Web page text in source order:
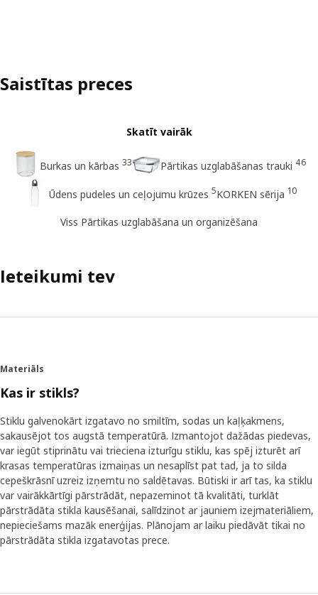
Saistītas preces
Skatīt vairāk
Burkas un kārbas 33 Pārtikas uzglabāšanas trauki 46
Ūdens pudeles un ceļojumu krūzes 5KORKEN sērija 10
Viss Pārtikas uzglabāšana un organizēšana
Ieteikumi tev
Materiāls
Kas ir stikls?
Stiklu galvenokārt izgatavo no smiltīm, sodas un kaļķakmens,
sakausējot tos augstā temperatūrā. Izmantojot dažādas piedevas,
var iegūt stiprinātu vai trieciena izturīgu stiklu, kas spēj izturēt arī
krasas temperatūras izmaiņas un nesaplīst pat tad, ja to silda
cepeškrāsnī uzreiz izņemtu no saldētavas. Būtiski ir arī tas, ka stiklu
var vairākkārtīgi pārstrādāt, nepazeminot tā kvalitāti, turklāt
pārstrādāta stikla kausēšanai, salīdzinot ar jauniem izejmateriāliem,
nepieciešams mazāk enerģijas. Plānojam ar laiku piedāvāt tikai no
pārstrādāta stikla izgatavotas prece.